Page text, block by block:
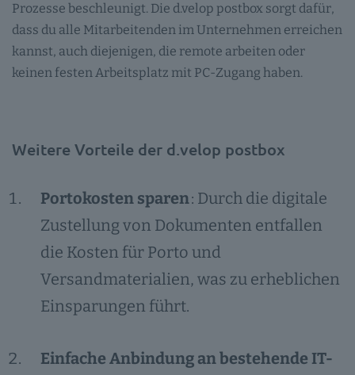
Prozesse beschleunigt. Die d.velop postbox sorgt dafür,
dass du alle Mitarbeitenden im Unternehmen erreichen
kannst, auch diejenigen, die remote arbeiten oder
keinen festen Arbeitsplatz mit PC-Zugang haben.
Weitere Vorteile der d.velop postbox
Portokosten sparen: Durch die digitale
Zustellung von Dokumenten entfallen
die Kosten für Porto und
Versandmaterialien, was zu erheblichen
Einsparungen führt.
Einfache Anbindung an bestehende IT-